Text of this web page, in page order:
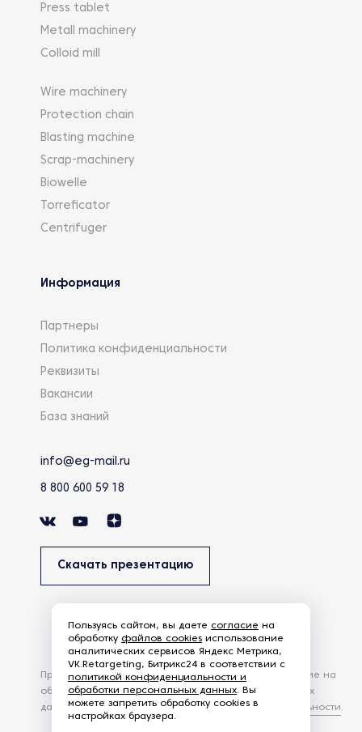
Press tablet
Metall machinery
Colloid mill
Wire machinery
Protection chain
Blasting machine
Scrap-machinery
Biowelle
Torreficator
Centrifuger
Информация
Партнеры
Политика конфиденциальности
Реквизиты
Вакансии
База знаний
info@eg-mail.ru
8 800 600 59 18
Скачать презентацию
Продолжая использовать наш сайт, вы даете согласие на
обработку файлов Cookies и других пользовательских
данных, в соответствии сПолитикой конфиденциальности.
Пользуясь сайтом, вы даете согласие на
обработку файлов cookies использование
аналитических сервисов Яндекс Метрика,
VK.Retargeting, Битрикс24 в соответствии с
политикой конфиденциальности и
обработки персональных данных. Вы
можете запретить обработку cookies в
настройках браузера.